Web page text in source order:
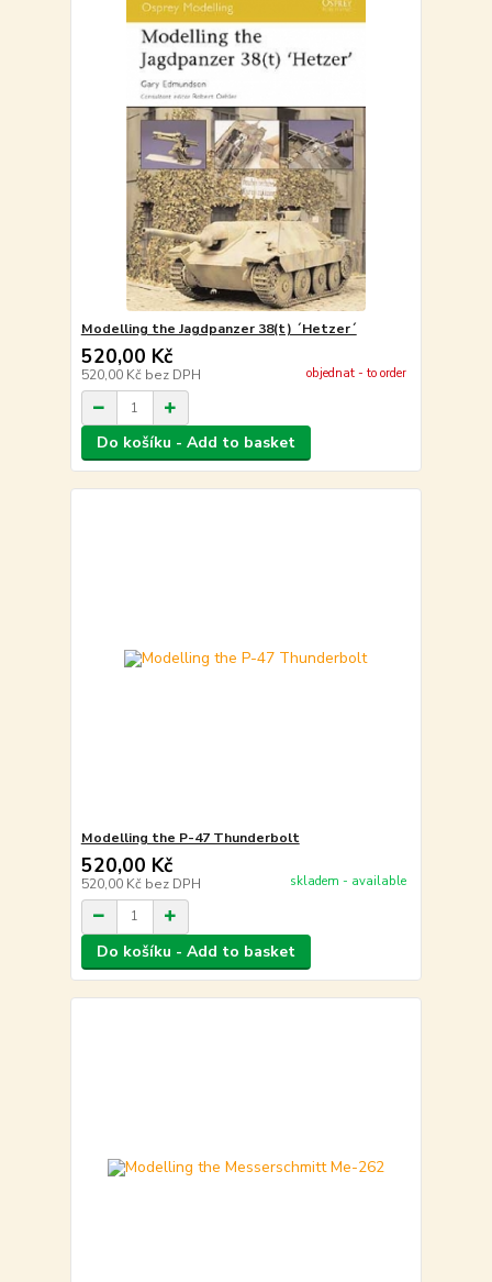
Modelling the Jagdpanzer 38(t) ´Hetzer´
520,00 Kč
520,00 Kč bez DPH objednat - to order
Do košíku - Add to basket
Modelling the P-47 Thunderbolt
520,00 Kč
520,00 Kč bez DPH skladem - available
Do košíku - Add to basket